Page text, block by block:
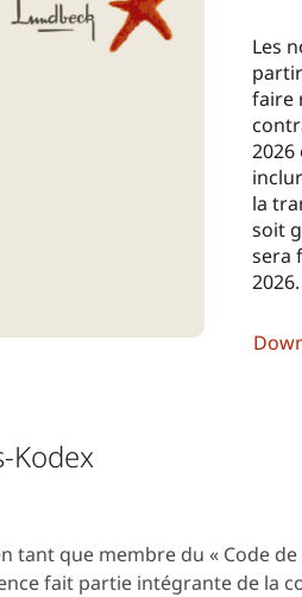
Les
faire
la
soit
sera
2026.
Kodex
tant que membre du « Code
fait partie intégrante de la